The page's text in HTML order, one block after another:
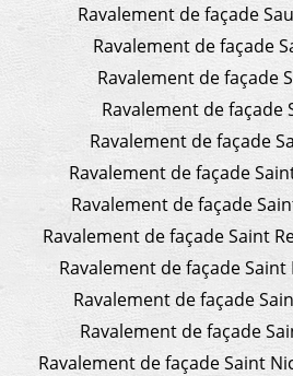
Ravalement de façade
Ravalement de façade
Ravalement de façade
Ravalement de façade
Ravalement de façade
Ravalement de façade
Ravalement de façade
Ravalement de façade Saint
Ravalement de façade
Ravalement de façade
Ravalement de façade
Ravalement de façade Saint